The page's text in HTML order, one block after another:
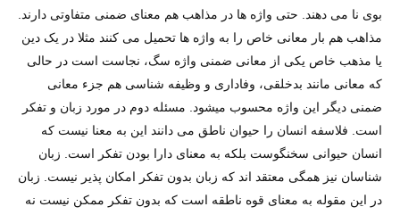
بوی نا می دهند. حتی واژه ها در مذاهب هم معنای ضمنی متفاوتی دارند.
مذاهب هم بار معانی خاص را به واژه ها تحمیل می کنند مثلا در یک دین
یا مذهب خاص یکی از معانی ضمنی واژه سگ، نجاست است در حالی
که معانی مانند بدخلقی، وفاداری و وظیفه شناسی هم جزء معانی
ضمنی دیگر این واژه محسوب میشود. مسئله دوم در مورد زبان و تفکر
است. فلاسفه انسان را حیوان ناطق می دانند این به معنا نیست که
انسان حیوانی سخنگوست بلکه به معنای دارا بودن تفکر است. زبان
شناسان نیز همگی معتقد اند که زبان بدون تفکر امکان پذیر نیست. زبان
در این مقوله به معنای قوه ناطقه است که بدون تفکر ممکن نیست نه